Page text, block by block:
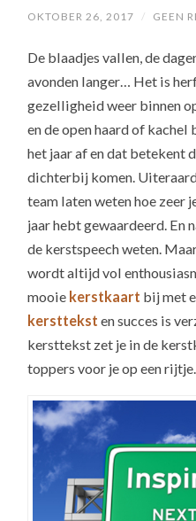
OKTOBER 26, 2017 / GEEN
De blaadjes vallen, de
avonden langer… Het is
gezelligheid weer binnen
en de open haard of
het jaar af en dat betekent
dichterbij komen.
team laten weten hoe zeer
jaar hebt gewaardeerd.
de kerstspeech weten.
wordt altijd vol
mooie kerstkaart bij met
kersttekst en succes is
kersttekst zet je in de
toppers voor je op een rijtje.